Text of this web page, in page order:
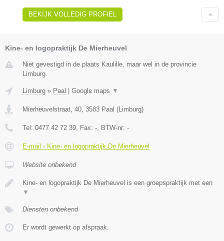
BEKIJK VOLLEDIG PROFIEL
Kine- en logopraktijk De Mierheuvel
Niet gevestigd in de plaats Kaulille, maar wel in de provincie
Limburg.
Limburg » Paal | Google maps ▼
Mierheuvelstraat, 40 3583 Paal (Limburg)
Tel: 0477 42 72 39 , Fax: - , BTW-nr: -
E-mail › Kine- en logopraktijk De Mierheuvel
Website onbekend
Kine- en logopraktijk De Mierheuvel is een groepspraktijk met een
▼
Diensten onbekend
Er wordt gewerkt op afspraak.